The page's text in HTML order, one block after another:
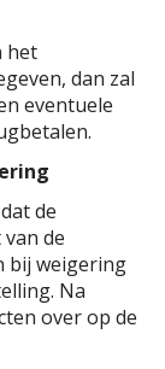
het
dan zal
eventuele
de
de
bij weigering
Na
over op de